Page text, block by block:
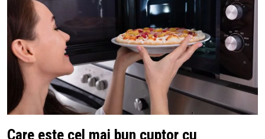
Care este cel mai bun cuptor cu